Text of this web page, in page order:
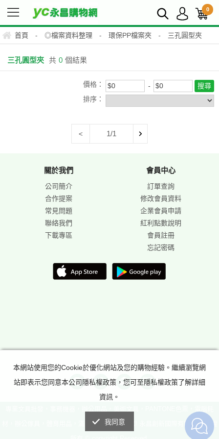
0
首頁 - ◎檔案資料整理 - 環保PP檔案夾 - 三孔圓型夾
三孔圓型夾 共 0 個結果
價格：
排序：
< 1/1
關於我們
公司簡介
合作提案
常見問題
聯絡我們
下載專區
會員中心
訂單查詢
修改會員資料
企業會員申請
紅利點數說明
會員註冊
忘記密碼
材，辦公傢具，體育用品，滿足所有辦公室需求! 永昌創新國際有限公司 版權
本網站使用您的Cookie於優化網站及您的購物經驗。繼續瀏覽網
站即表示您同意本公司隱私權政策，您可至隱私權政策了解詳細
資訊。
我同意